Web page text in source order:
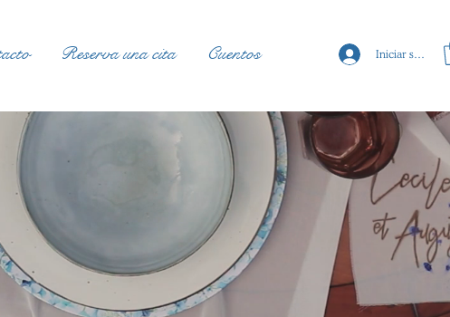
Reserva una cita Cuentos Iniciar sesión